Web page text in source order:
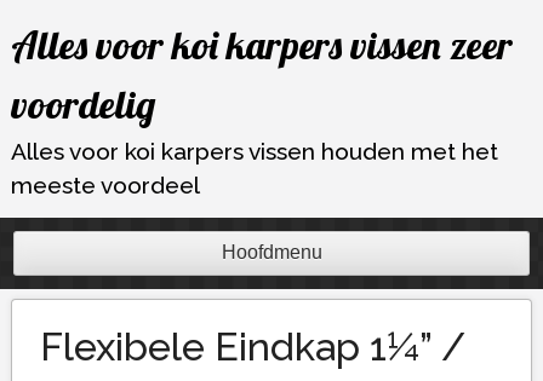
naar
inhoud
Alles voor koi karpers vissen zeer
voordelig
Alles voor koi karpers vissen houden met het
meeste voordeel
Hoofdmenu
Flexibele Eindkap 1¼” /